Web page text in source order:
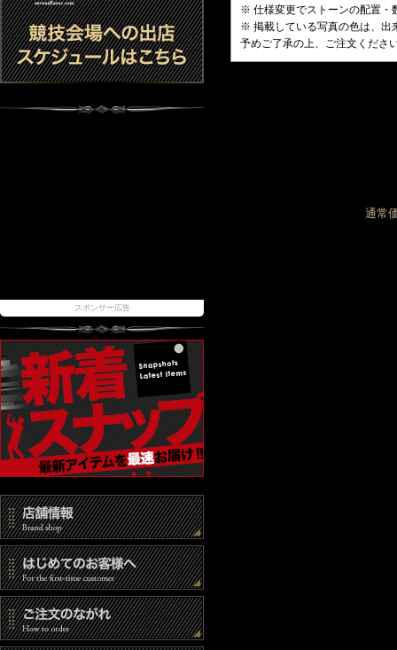
スポンサー広告
※ 仕様変更でストーンの配置・
※ 掲載している写真の色は、出
予めご了承の上、ご注文くださ
通常